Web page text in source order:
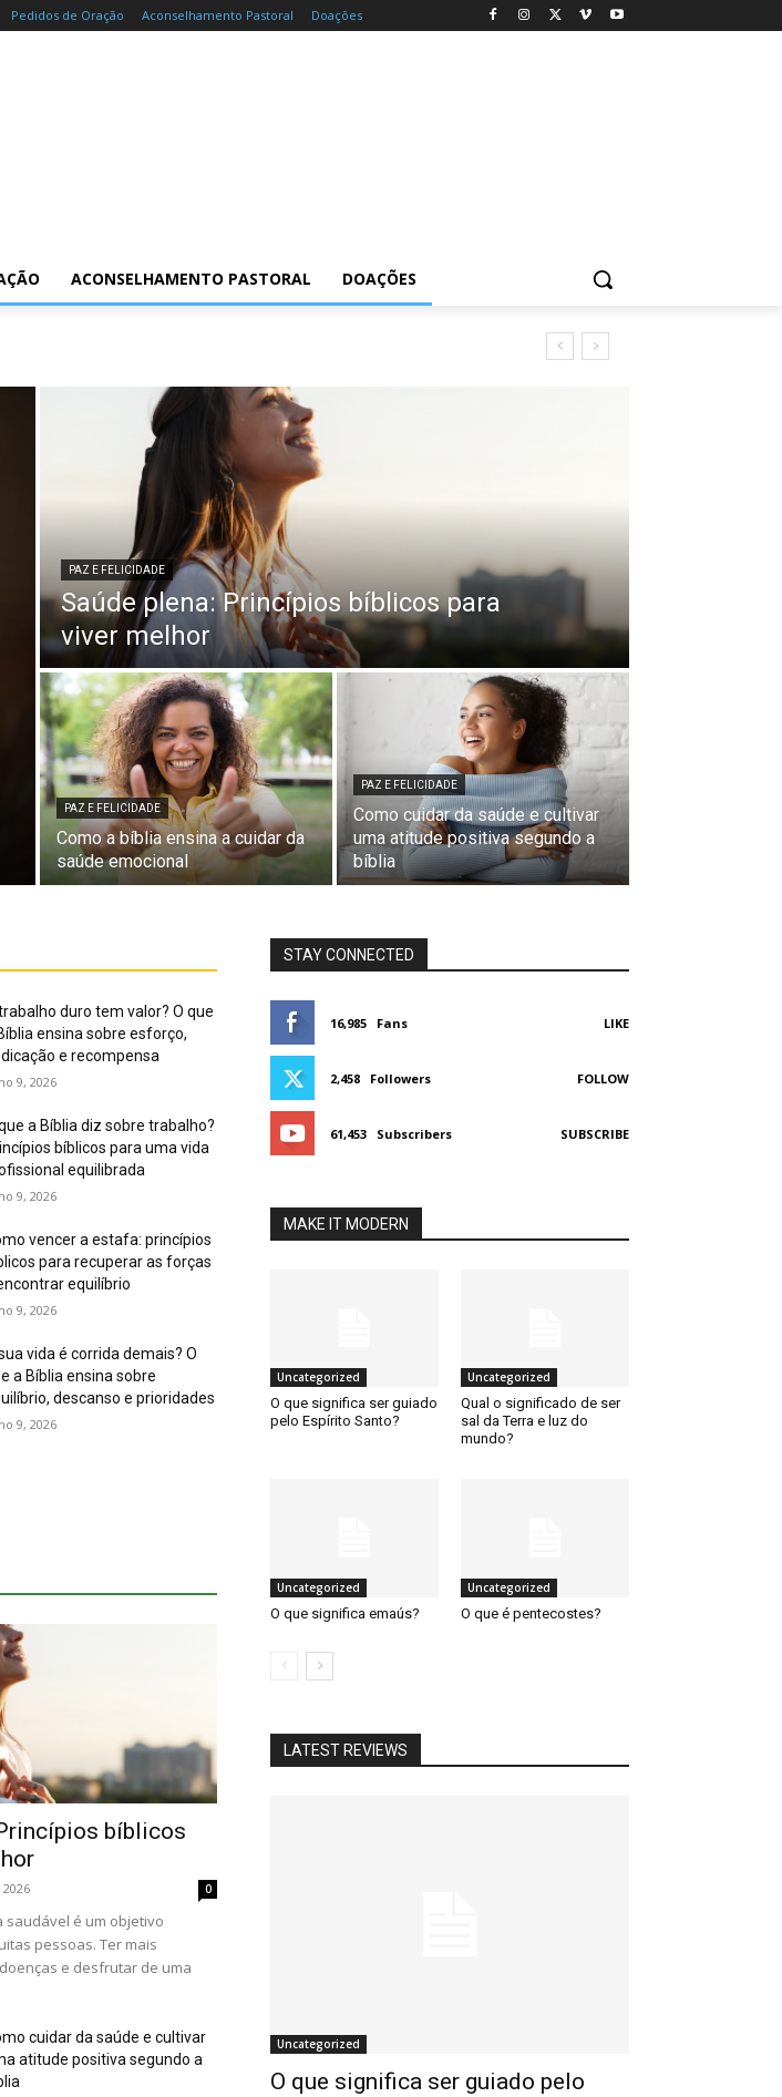
Pedidos de Oração Aconselhamento Pastoral Doações
ACONSELHAMENTO PASTORAL DOAÇÕES
PAZ E FELICIDADE
Saúde plena: Princípios bíblicos para
viver melhor
PAZ E FELICIDADE
Como a bíblia ensina a cuidar da
saúde emocional
PAZ E FELICIDADE
Como cuidar da saúde e cultivar
uma atitude positiva segundo a
bíblia
duro tem valor? O que
ensina sobre esforço,
e recompensa
9, 2026
a Bíblia diz sobre trabalho?
bíblicos para uma vida
equilibrada
9, 2026
vencer a estafa: princípios
para recuperar as forças
equilíbrio
9, 2026
vida é corrida demais? O
a Bíblia ensina sobre
descanso e prioridades
9, 2026
bíblicos
0
saudável é um objetivo
pessoas. Ter mais
e desfrutar de uma
cuidar da saúde e cultivar
atitude positiva segundo a
STAY CONNECTED
16,985 Fans LIKE
2,458 Followers FOLLOW
61,453 Subscribers SUBSCRIBE
MAKE IT MODERN
Uncategorized
O que significa ser guiado
pelo Espírito Santo?
Uncategorized
Qual o significado de ser
sal da Terra e luz do
mundo?
Uncategorized
O que significa emaús?
Uncategorized
O que é pentecostes?
LATEST REVIEWS
Uncategorized
O que significa ser guiado pelo